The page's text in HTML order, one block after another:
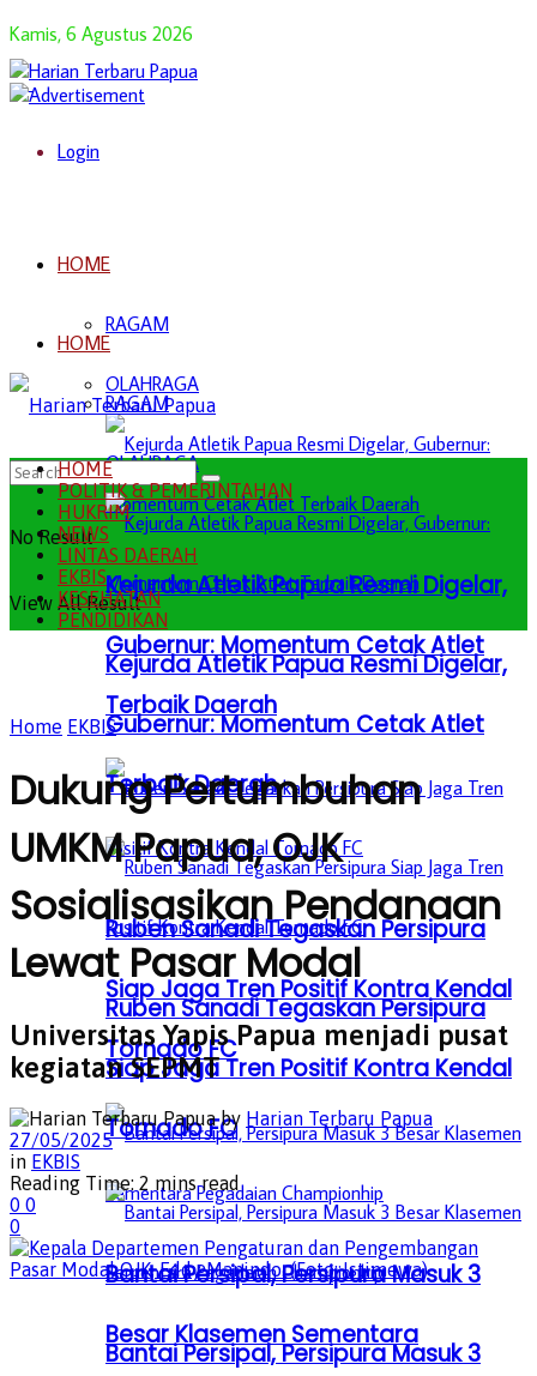
Kamis, 6 Agustus 2026
Login
HOME
RAGAM
OLAHRAGA
Kejurda Atletik Papua Resmi Digelar,
Gubernur: Momentum Cetak Atlet
Terbaik Daerah
Ruben Sanadi Tegaskan Persipura
Siap Jaga Tren Positif Kontra Kendal
Tornado FC
Bantai Persipal, Persipura Masuk 3
Besar Klasemen Sementara
HOME
RAGAM
OLAHRAGA
Kejurda Atletik Papua Resmi Digelar,
Gubernur: Momentum Cetak Atlet
Terbaik Daerah
Ruben Sanadi Tegaskan Persipura
Siap Jaga Tren Positif Kontra Kendal
Tornado FC
Bantai Persipal, Persipura Masuk 3
No Result
View All Result
HOME
POLITIK & PEMERINTAHAN
HUKRIM
NEWS
LINTAS DAERAH
EKBIS
KESEHATAN
PENDIDIKAN
Home EKBIS
Dukung Pertumbuhan
UMKM Papua, OJK
Sosialisasikan Pendanaan
Lewat Pasar Modal
Universitas Yapis Papua menjadi pusat
kegiatan SEPMT
by Harian Terbaru Papua
27/05/2025
in EKBIS
Reading Time: 2 mins read
0 0
0